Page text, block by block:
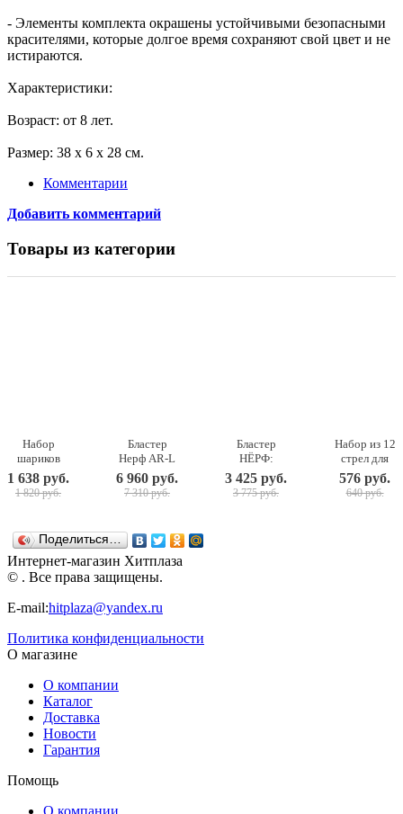
- Элементы комплекта окрашены устойчивыми безопасными
красителями, которые долгое время сохраняют свой цвет и не
истираются.
Характеристики:
Возраст: от 8 лет.
Размер: 38 х 6 х 28 см.
Комментарии
Добавить комментарий
Товары из категории
Набор
шариков
Nerf Rival,
25 штук
1 638 руб.
1 820 руб.
Бластер
Нерф AR-L
Фортнайт
Скар Nerf
Fortnite
6 960 руб.
7 310 руб.
Бластер
НЁРФ:
Зомби
страйк -
Реврипер
3 425 руб.
3 775 руб.
Набор из 12
стрел для
бластера
Нёрф Зомби
Страйк
576 руб.
640 руб.
Поделиться…
Интернет-магазин Хитплаза
© . Все права защищены.
E-mail:hitplaza@yandex.ru
Политика конфиденциальности
О магазине
О компании
Каталог
Доставка
Новости
Гарантия
Помощь
О компании